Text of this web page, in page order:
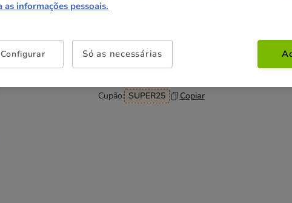
Não perca esta promoção
-25% na 2ª un Com cupão numa seleção de
Cupão: SUPER25 Copiar
as informações pessoais.
Configurar Só as necessárias